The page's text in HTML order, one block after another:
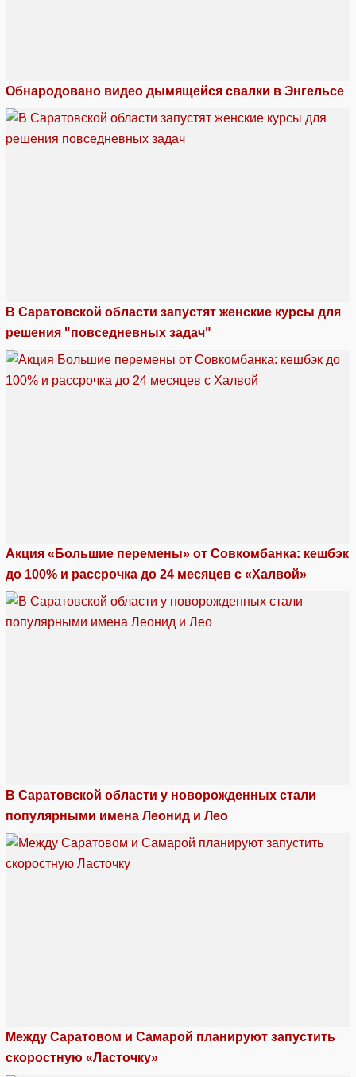
Обнародовано видео дымящейся свалки в Энгельсе
В Саратовской области запустят женские курсы для
решения "повседневных задач"
Акция «Большие перемены» от Совкомбанка: кешбэк
до 100% и рассрочка до 24 месяцев с «Халвой»
В Саратовской области у новорожденных стали
популярными имена Леонид и Лео
Между Саратовом и Самарой планируют запустить
скоростную «Ласточку»